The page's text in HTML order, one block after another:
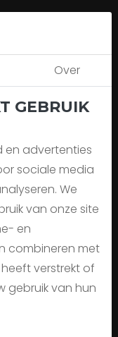
Over
GEBRUIK
en advertenties
sociale media
We
van onze site
en
combineren met
verstrekt of
gebruik van hun